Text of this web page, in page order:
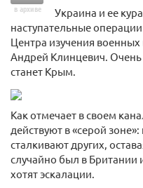
в архиве
Украина и ее
наступательные
Центра изучения
Андрей Клинцевич. Очень
станет Крым.
Как отмечает в своем
действуют в «серой
сталкивают других,
случайно был в Британии
хотят эскалации.